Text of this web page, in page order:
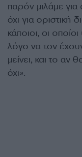
παρόν μιλάμε
όχι για
κάποιοι, οι
λόγο να τον
μείνει, και το
όχι».